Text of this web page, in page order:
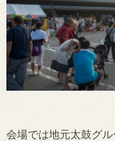
会場では地元太鼓グル